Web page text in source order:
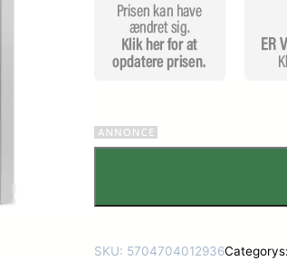
SKU: 5704704012936Categorys: